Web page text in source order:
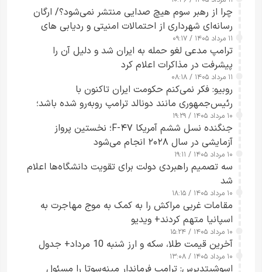
چرا از رهبر سوم هیچ صدایی منتشر نمی‌شود؟/ ارگان
رسانه‌ای شهرداری از احتمالات امنیتی و ردیابی های
جاسوسی گفت
۱۱ مرداد ۱۴۰۵ / ۰۹:۱۷
ترامپ مدعی لغو حمله به ایران شد و دلیل آن را
پیشرفت در مذاکرات اعلام کرد
۱۱ مرداد ۱۴۰۵ / ۰۸:۱۸
روبیو: فکر نمی‌کنم حکومت ایران تاکنون با
رئیس‌جمهوری مانند دونالد ترامپ روبه‌رو شده باشد؛
کسی که واقعاً دست به اقدام می‌زند
۱۰ مرداد ۱۴۰۵ / ۱۹:۲۹
جنگنده نسل ششم آمریکا F-۴۷؛ نخستین پرواز
آزمایشی در سال ۲۰۲۸ انجام می‌شود
۱۰ مرداد ۱۴۰۵ / ۱۹:۱۱
سه تصمیم راهبردی دولت برای تقویت دانشگاه‌ها اعلام
شد
۱۰ مرداد ۱۴۰۵ / ۱۸:۱۵
مقامات غربی مراکش را به کمک به موج مهاجرت به
اسپانیا متهم کردند+ ویدیو
۱۰ مرداد ۱۴۰۵ / ۱۵:۲۴
آخرین قیمت طلا، سکه و ارز شنبه 10 مرداد+ جدول
۱۰ مرداد ۱۴۰۵ / ۱۳:۰۸
اسوشیتدپرس: ترامپ فرماندار مینه‌سوتا را مسئول